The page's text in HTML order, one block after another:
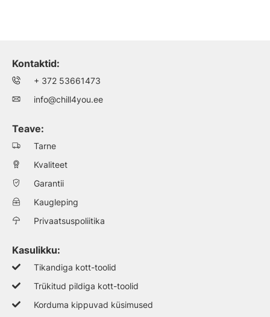
Kontaktid:
+ 372 53661473
info@chill4you.ee
Teave:
Tarne
Kvaliteet
Garantii
Kaugleping
Privaatsuspoliitika
Kasulikku:
Tikandiga kott-toolid
Trükitud pildiga kott-toolid
Korduma kippuvad küsimused